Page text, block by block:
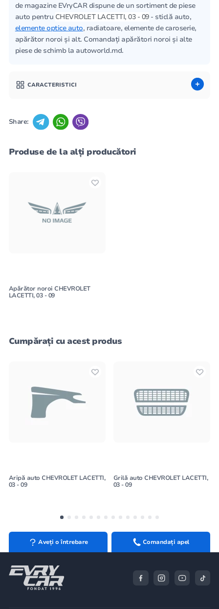
de magazine EVryCAR dispune de un sortiment de piese
auto pentru CHEVROLET LACETTI, 03 - 09- sticlă auto,
elemente optice auto, radiatoare, elemente de caroserie,
apărător noroi și alt. Comandați apărători noroi și alte
piese de schimb la autoworld.md.
CARACTERISTICI
Share:
Produse de la alți producători
Apărător noroi CHEVROLET
LACETTI, 03 - 09
Cumpărați cu acest produs
Aripă auto CHEVROLET LACETTI,
03 - 09
Grilă auto CHEVROLET LACETTI,
03 - 09
Aveți o întrebare Comandați apel